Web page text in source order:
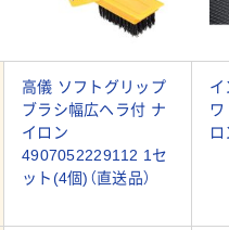
高儀 ソフトグリップ
ブラシ幅広ヘラ付 ナ
イロン
4907052229112 1セ
ット(4個)（直送品）
イ
ワ